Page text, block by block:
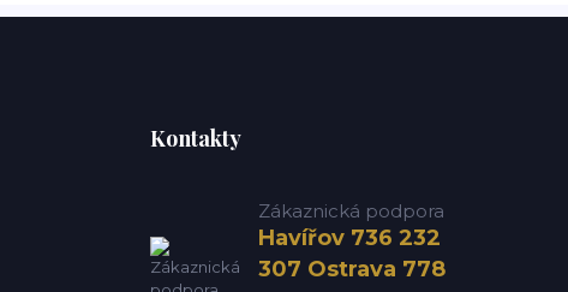
Kontakty
Zákaznická podpora
Havířov 736 232
307 Ostrava 778